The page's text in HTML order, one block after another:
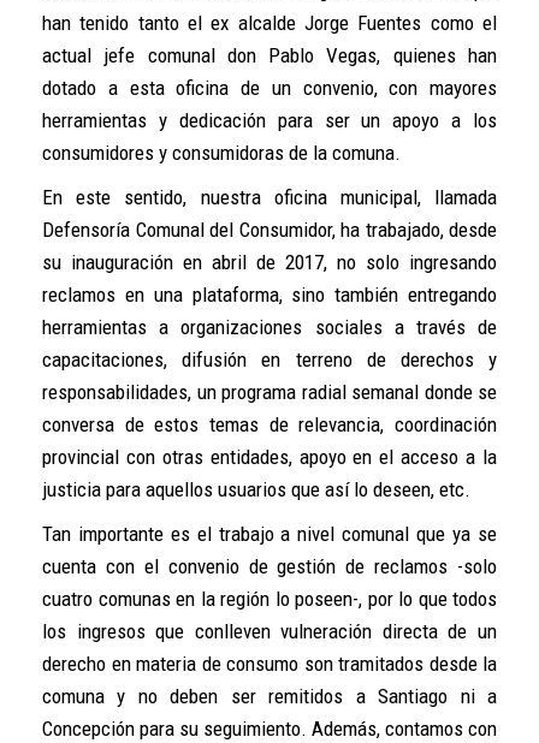
han tenido tanto el ex alcalde Jorge Fuentes como el
actual jefe comunal don Pablo Vegas, quienes han
dotado a esta oficina de un convenio, con mayores
herramientas y dedicación para ser un apoyo a los
consumidores y consumidoras de la comuna.
En este sentido, nuestra oficina municipal, llamada
Defensoría Comunal del Consumidor, ha trabajado, desde
su inauguración en abril de 2017, no solo ingresando
reclamos en una plataforma, sino también entregando
herramientas a organizaciones sociales a través de
capacitaciones, difusión en terreno de derechos y
responsabilidades, un programa radial semanal donde se
conversa de estos temas de relevancia, coordinación
provincial con otras entidades, apoyo en el acceso a la
justicia para aquellos usuarios que así lo deseen, etc.
Tan importante es el trabajo a nivel comunal que ya se
cuenta con el convenio de gestión de reclamos -solo
cuatro comunas en la región lo poseen-, por lo que todos
los ingresos que conlleven vulneración directa de un
derecho en materia de consumo son tramitados desde la
comuna y no deben ser remitidos a Santiago ni a
Concepción para su seguimiento. Además, contamos con